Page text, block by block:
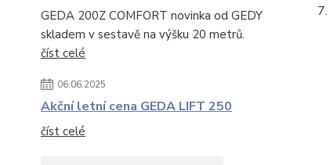
GEDA 200Z COMFORT novinka od GEDY
skladem v sestavě na výšku 20 metrů.
číst celé
06.06.2025
Akční letní cena GEDA LIFT 250
číst celé